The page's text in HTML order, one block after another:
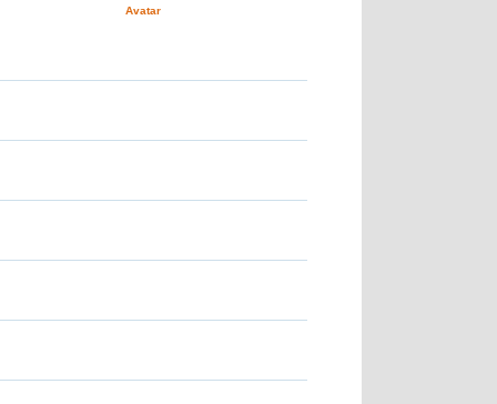
Avatar